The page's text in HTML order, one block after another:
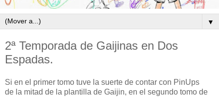
▼
2ª Temporada de Gaijinas en Dos
Espadas.
Si en el primer tomo tuve la suerte de contar con PinUps
de la mitad de la plantilla de Gaijin, en el segundo tomo de